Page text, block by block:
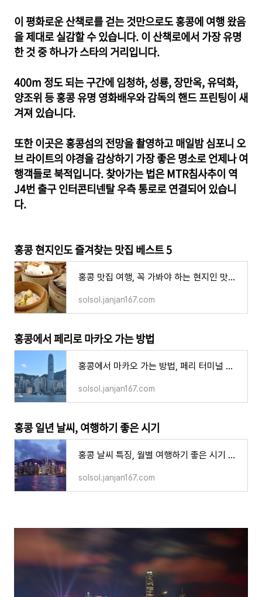
이 평화로운 산책로를 걷는 것만으로도 홍콩에 여행 왔음
을 제대로 실감할 수 있습니다. 이 산책로에서 가장 유명
한 것 중 하나가 스타의 거리입니다.
400m 정도 되는 구간에 임청하, 성룡, 장만옥, 유덕화,
양조위 등 홍콩 유명 영화배우와 감독의 핸드 프린팅이 새
겨져 있습니다.
또한 이곳은 홍콩섬의 전망을 촬영하고 매일밤 심포니 오
브 라이트의 야경을 감상하기 가장 좋은 명소로 언제나 여
행객들로 북적입니다. 찾아가는 법은 MTR침사추이 역
J4번 출구 인터콘티넨탈 우측 통로로 연결되어 있습니
다.
홍콩 현지인도 즐겨찾는 맛집 베스트 5
홍콩 맛집 여행, 꼭 가봐야 하는 현지인 맛집 베스트 5
solsol.janjan167.com
홍콩에서 페리로 마카오 가는 방법
홍콩에서 마카오 가는 방법, 페리 터미널 티켓 주의할 점
solsol.janjan167.com
홍콩 일년 날씨, 여행하기 좋은 시기
홍콩 날씨 특징, 월별 여행하기 좋은 시기 성수기 옷차림
solsol.janjan167.com